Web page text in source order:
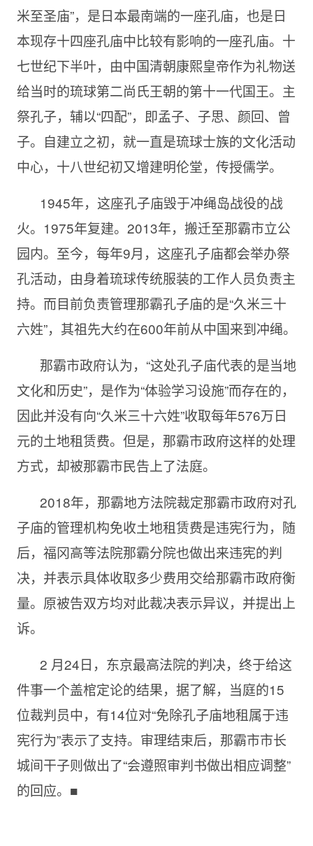
米至圣庙”，是日本最南端的一座孔庙，也是日
本现存十四座孔庙中比较有影响的一座孔庙。十
七世纪下半叶，由中国清朝康熙皇帝作为礼物送
给当时的琉球第二尚氏王朝的第十一代国王。主
祭孔子，辅以“四配”，即孟子、子思、颜回、曾
子。自建立之初，就一直是琉球士族的文化活动
中心，十八世纪初又增建明伦堂，传授儒学。
1945年，这座孔子庙毁于冲绳岛战役的战
火。1975年复建。2013年，搬迁至那霸市立公
园内。至今，每年9月，这座孔子庙都会举办祭
孔活动，由身着琉球传统服装的工作人员负责主
持。而目前负责管理那霸孔子庙的是“久米三十
六姓”，其祖先大约在600年前从中国来到冲绳。
那霸市政府认为，“这处孔子庙代表的是当地
文化和历史”，是作为“体验学习设施”而存在的，
因此并没有向“久米三十六姓”收取每年576万日
元的土地租赁费。但是，那霸市政府这样的处理
方式，却被那霸市民告上了法庭。
2018年，那霸地方法院裁定那霸市政府对孔
子庙的管理机构免收土地租赁费是违宪行为，随
后，福冈高等法院那霸分院也做出来违宪的判
决，并表示具体收取多少费用交给那霸市政府衡
量。原被告双方均对此裁决表示异议，并提出上
诉。
2 月24日，东京最高法院的判决，终于给这
件事一个盖棺定论的结果，据了解，当庭的15
位裁判员中，有14位对“免除孔子庙地租属于违
宪行为”表示了支持。审理结束后，那霸市市长
城间干子则做出了“会遵照审判书做出相应调整”
的回应。■